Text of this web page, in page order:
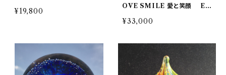
¥19,800
OVE SMILE 愛と笑顔 E1
使用
¥33,000